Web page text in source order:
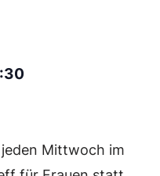
Mittwoch im